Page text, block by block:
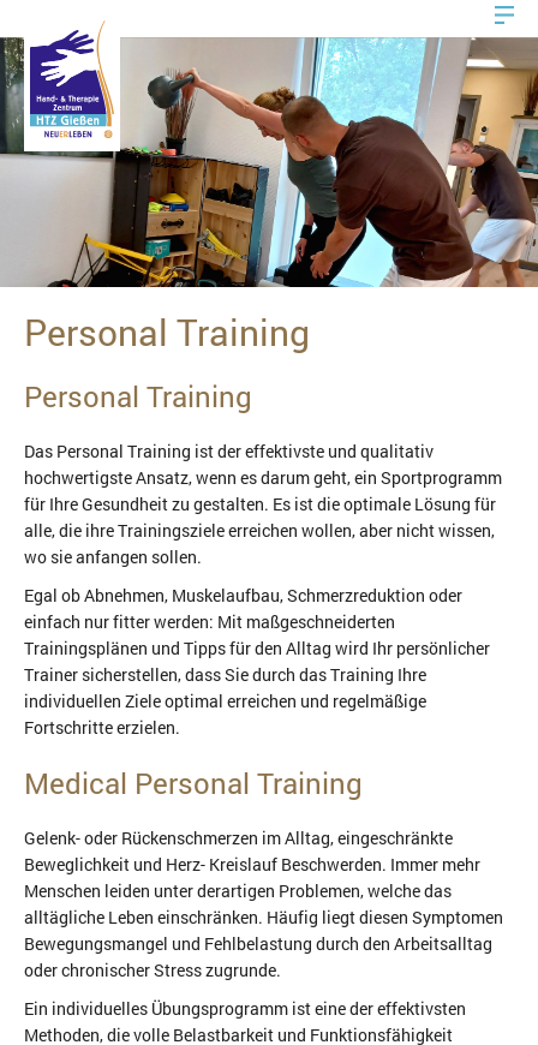
Personal Training
Personal Training
Das Personal Training ist der effektivste und qualitativ
hochwertigste Ansatz, wenn es darum geht, ein Sportprogramm
für Ihre Gesundheit zu gestalten. Es ist die optimale Lösung für
alle, die ihre Trainingsziele erreichen wollen, aber nicht wissen,
wo sie anfangen sollen.
Egal ob Abnehmen, Muskelaufbau, Schmerzreduktion oder
einfach nur fitter werden: Mit maßgeschneiderten
Trainingsplänen und Tipps für den Alltag wird Ihr persönlicher
Trainer sicherstellen, dass Sie durch das Training Ihre
individuellen Ziele optimal erreichen und regelmäßige
Fortschritte erzielen.
Medical Personal Training
Gelenk- oder Rückenschmerzen im Alltag, eingeschränkte
Beweglichkeit und Herz- Kreislauf Beschwerden. Immer mehr
Menschen leiden unter derartigen Problemen, welche das
alltägliche Leben einschränken. Häufig liegt diesen Symptomen
Bewegungsmangel und Fehlbelastung durch den Arbeitsalltag
oder chronischer Stress zugrunde.
Ein individuelles Übungsprogramm ist eine der effektivsten
Methoden, die volle Belastbarkeit und Funktionsfähigkeit